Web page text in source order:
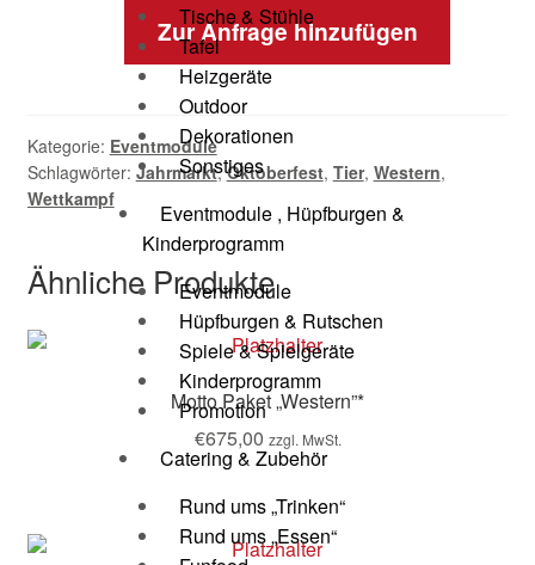
Tische & Stühle
Tafel
Heizgeräte
Outdoor
Dekorationen
Sonstiges
Eventmodule , Hüpfburgen &
Kinderprogramm
Eventmodule
Hüpfburgen & Rutschen
Spiele & Spielgeräte
Kinderprogramm
Promotion
Catering & Zubehör
Rund ums „Trinken“
Rund ums „Essen“
Zur Anfrage hinzufügen
Kategorie: Eventmodule
Schlagwörter: Jahrmarkt,Oktoberfest, Tier, Western,
Wettkampf
Ähnliche Produkte
Motto Paket „Western”*
€675,00 zzgl. MwSt.